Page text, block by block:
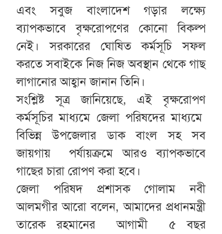
এবং সবুজ বাংলাদেশ গড়ার লক্ষ্যে
ব্যাপকভাবে বৃক্ষরোপণের কোনো বিকল্প
নেই। সরকারের ঘোষিত কর্মসূচি সফল
করতে সবাইকে নিজ নিজ অবস্থান থেকে গাছ
লাগানোর আহ্বান জানান তিনি।
সংশ্লিষ্ট সূত্র জানিয়েছে, এই বৃক্ষরোপণ
কর্মসূচির মাধ্যমে জেলা পরিষদের মাধ্যমে
বিভিন্ন উপজেলার ডাক বাংল সহ সব
জায়গায় পর্যায়ক্রমে আরও ব্যাপকভাবে
গাছের চারা রোপণ করা হবে।
জেলা পরিষদ প্রশাসক গোলাম নবী
আলমগীর আরো বলেন, আমাদের প্রধানমন্ত্রী
তারেক রহমানের আগামী ৫ বছর